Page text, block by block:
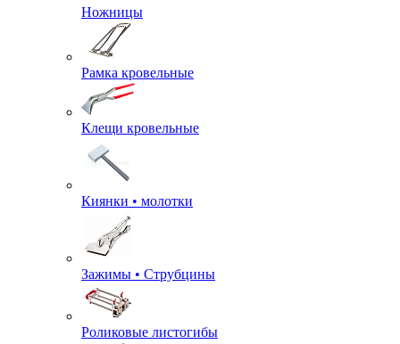
Ножницы
Рамка кровельные
Клещи кровельные
Киянки • молотки
Зажимы • Струбцины
Роликовые листогибы